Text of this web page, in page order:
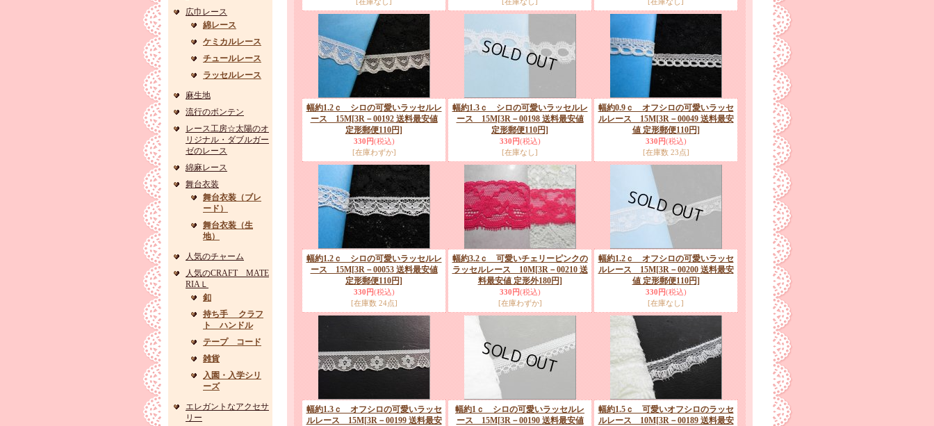
広巾レース
綿レース
ケミカルレース
チュールレース
ラッセルレース
麻生地
流行のボンテン
レース工房☆太陽のオ
リジナル・ダブルガー
ゼのレース
綿麻レース
舞台衣装
舞台衣装（ブレ
ード）
舞台衣装（生
地）
人気のチャーム
人気のCRAFT MATE
RIAＬ
釦
持ち手 クラフ
ト ハンドル
テープ コード
雑貨
入園・入学シリ
ーズ
エレガントなアクセサ
リー
幅約1.2ｃ シロの可愛いラッセルレ
ース 15M[3R－00192 送料最安値
定形郵便110円]
330円(税込)
[在庫わずか]
幅約1.3ｃ シロの可愛いラッセルレ
ース 15M[3R－00198 送料最安値
定形郵便110円]
330円(税込)
[在庫なし]
幅約0.9ｃ オフシロの可愛いラッセ
ルレース 15M[3R－00049 送料最安
値 定形郵便110円]
330円(税込)
[在庫数 23点]
幅約1.2ｃ シロの可愛いラッセルレ
ース 15M[3R－00053 送料最安値
定形郵便110円]
330円(税込)
[在庫数 24点]
幅約3.2ｃ 可愛いチェリーピンクの
ラッセルレース 10M[3R－00210 送
料最安値 定形外180円]
330円(税込)
[在庫わずか]
幅約1.2ｃ オフシロの可愛いラッセ
ルレース 15M[3R－00200 送料最安
値 定形郵便110円]
330円(税込)
[在庫なし]
幅約1.3ｃ オフシロの可愛いラッセ
ルレース 15M[3R－00199 送料最安
幅約1ｃ シロの可愛いラッセルレ
ース 15M[3R－00190 送料最安値
幅約1.5ｃ 可愛いオフシロのラッセ
ルレース 10M[3R－00189 送料最安